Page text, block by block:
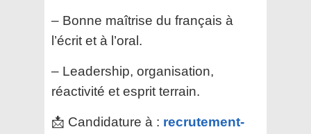
– Bonne maîtrise du français à
l’écrit et à l’oral.
– Leadership, organisation,
réactivité et esprit terrain.
📩 Candidature à : recrutement-